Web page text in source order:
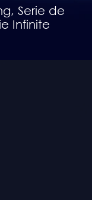
Serie de
Infinite